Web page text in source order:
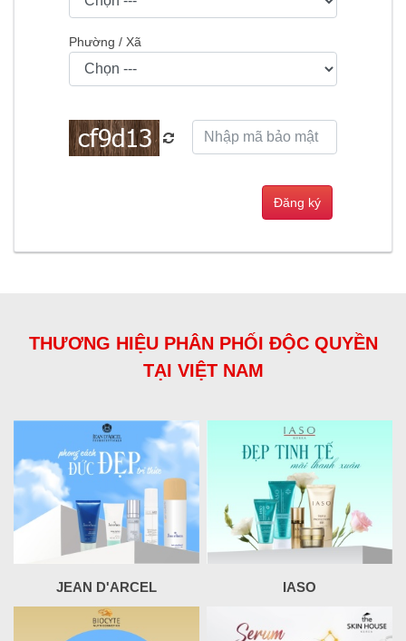
Phường / Xã
THƯƠNG HIỆU PHÂN PHỐI ĐỘC QUYỀN
TẠI VIỆT NAM
JEAN D'ARCEL IASO